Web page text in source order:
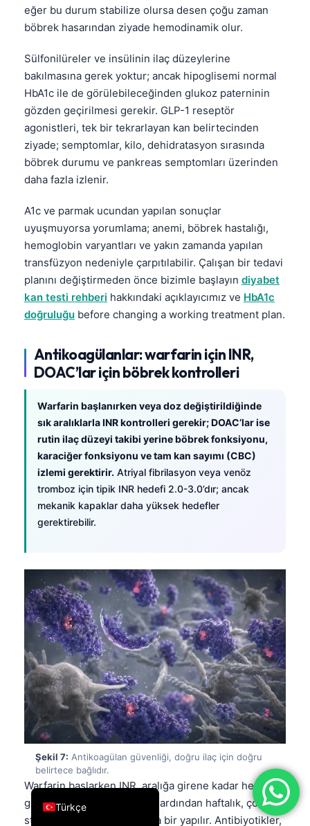
eğer bu durum stabilize olursa desen çoğu zaman
böbrek hasarından ziyade hemodinamik olur.
Sülfonilüreler ve insülinin ilaç düzeylerine
bakılmasına gerek yoktur; ancak hipoglisemi normal
HbA1c ile de görülebileceğinden glukoz paterninin
gözden geçirilmesi gerekir. GLP-1 reseptör
agonistleri, tek bir tekrarlayan kan belirtecinden
ziyade; semptomlar, kilo, dehidratasyon sırasında
böbrek durumu ve pankreas semptomları üzerinden
daha fazla izlenir.
A1c ve parmak ucundan yapılan sonuçlar
uyuşmuyorsa yorumlama; anemi, böbrek hastalığı,
hemoglobin varyantları ve yakın zamanda yapılan
transfüzyon nedeniyle çarpıtılabilir. Çalışan bir tedavi
planını değiştirmeden önce bizimle başlayın diyabet
kan testi rehberi hakkındaki açıklayıcımız ve HbA1c
doğruluğu before changing a working treatment plan.
Antikoagülanlar: warfarin için INR,
DOAC’lar için böbrek kontrolleri
Warfarin başlanırken veya doz değiştirildiğinde
sık aralıklarla INR kontrolleri gerekir; DOAC’lar ise
rutin ilaç düzeyi takibi yerine böbrek fonksiyonu,
karaciğer fonksiyonu ve tam kan sayımı (CBC)
izlemi gerektirir. Atriyal fibrilasyon veya venöz
tromboz için tipik INR hedefi 2.0-3.0’dır; ancak
mekanik kapaklar daha yüksek hedefler
gerektirebilir.
Şekil 7: Antikoagülan güvenliği, doğru ilaç için doğru
belirtece bağlıdır.
Warfarin başlarken INR, aralığa girene kadar her 2-3
günde bir kontrol edilebilir; ardından haftalık, çok
stabilse de her 4-12 haftada bir yapılır. Antibiyotikler,
Türkçe
English
Deutsch
العربية
Français
עִבְרִית
Italiano
Español
Português
Ελληνικά
Română
Български
Dansk
Nederlands
हिन्दी
Bahasa Indonesia
Íslenska
Српски језик
Bosanski
Azərbaycan dili
Eesti
日本語
Čeština
Русский
Lietuvių kalba
Polski
한국어
Slovenščina
Magyar
Shqip
বাংলা